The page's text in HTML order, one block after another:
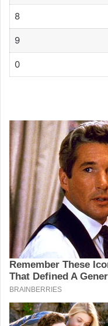
8
9
0